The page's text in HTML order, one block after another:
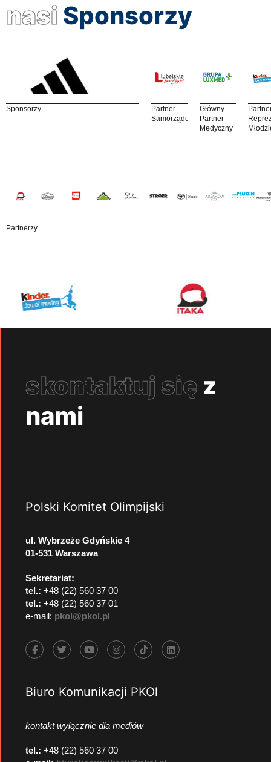
nasi Sponsorzy
Sponsorzy
Partner
Samorządowy
Główny
Partner
Medyczny
Partnerzy
skontaktuj się z
nami
Polski Komitet Olimpijski
ul. Wybrzeże Gdyńskie 4
01-531 Warszawa
Sekretariat:
tel.: +48 (22) 560 37 00
tel.: +48 (22) 560 37 01
e-mail: pkol@pkol.pl
Biuro Komunikacji PKOl
kontakt wyłącznie dla mediów
tel.: +48 (22) 560 37 00